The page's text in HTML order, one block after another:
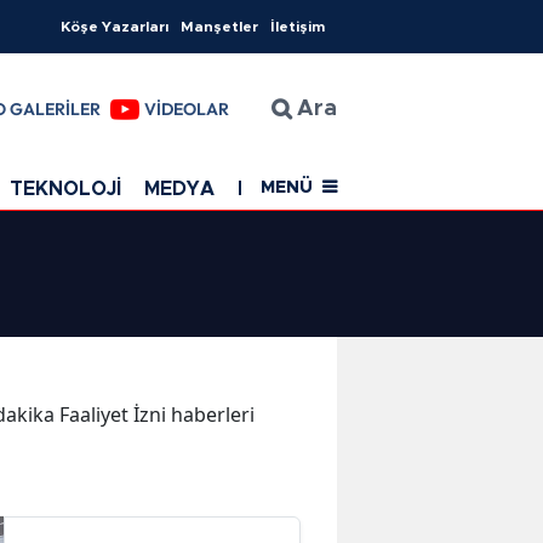
Köşe Yazarları Manşetler İletişim
GALERİLER VİDEOLAR Ara
TEKNOLOJİ MEDYA EĞİTİM SAĞLIK
MENÜ
Faaliyet İzni haberleri